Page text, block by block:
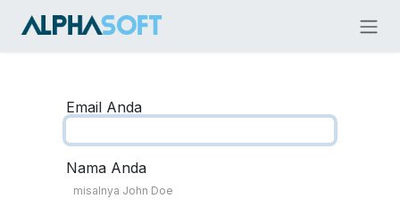
Email Anda
Nama Anda